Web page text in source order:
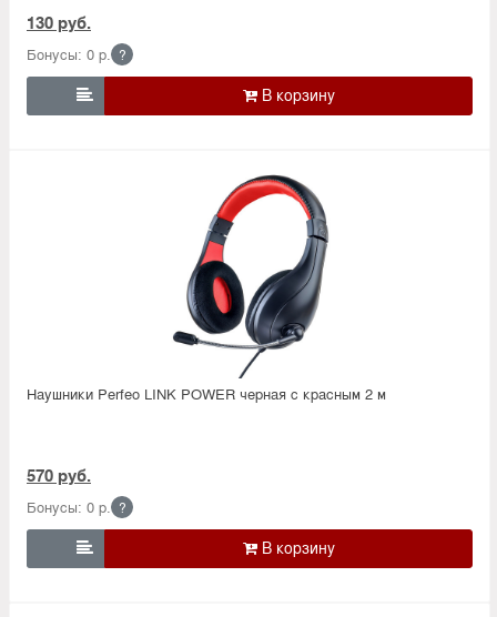
130 руб.
Бонусы: 0 р. ?

Наушники Perfeo LINK POWER черная с красным 2 м
570 руб.
Бонусы: 0 р. ?
